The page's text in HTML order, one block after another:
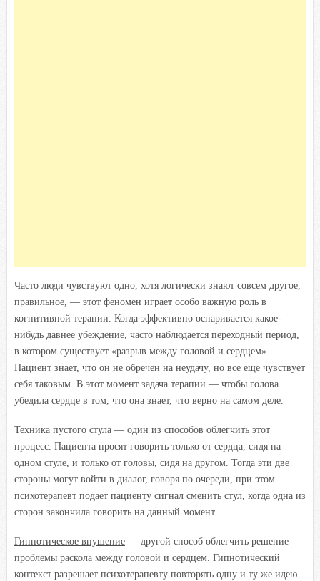
Часто люди чувствуют одно, хотя логически знают совсем другое,
правильное, — этот феномен играет особо важную роль в
когнитивной терапии. Когда эффективно оспаривается какое-
нибудь давнее убеждение, часто наблюдается переходный период,
в котором существует «разрыв между головой и сердцем».
Пациент знает, что он не обречен на неудачу, но все еще чувствует
себя таковым. В этот момент задача терапии — чтобы голова
убедила сердце в том, что она знает, что верно на самом деле.
Техника пустого стула — один из способов облегчить этот
процесс. Пациента просят говорить только от сердца, сидя на
одном стуле, и только от головы, сидя на другом. Тогда эти две
стороны могут войти в диалог, говоря по очереди, при этом
психотерапевт подает пациенту сигнал сменить стул, когда одна из
сторон закончила говорить на данный момент.
Гипнотическое внушение — другой способ облегчить решение
проблемы раскола между головой и сердцем. Гипнотический
контекст разрешает психотерапевту повторять одну и ту же идею